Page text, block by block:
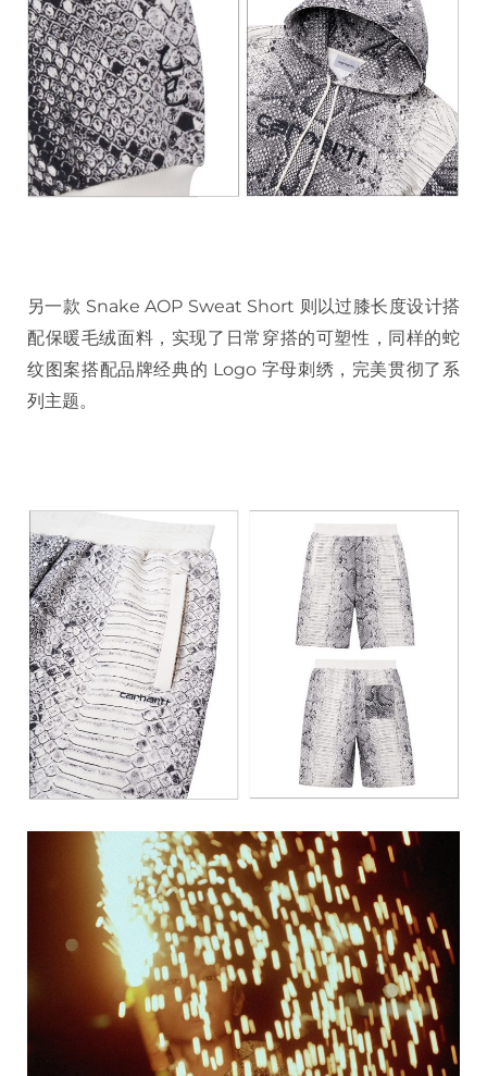
另一款 Snake AOP Sweat Short 则以过膝长度设计搭
配保暖毛绒面料，实现了日常穿搭的可塑性，同样的蛇
纹图案搭配品牌经典的 Logo 字母刺绣，完美贯彻了系
列主题。